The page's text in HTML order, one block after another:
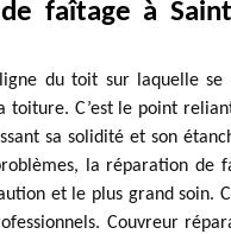
faîtage à
du toit sur laquelle se
toiture. C’est le point
sa solidité et son
la réparation de
et le plus grand soin.
Couvreur